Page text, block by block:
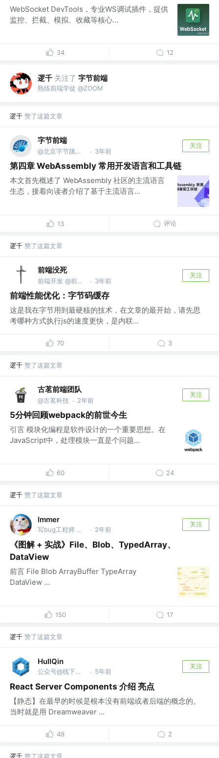
WebSocket DevTools，专业WS调试插件，提供
监控、拦截、模拟、收藏等核心...
34 12
逻千 关注了 字节前端
熟练前端学徒 @ZOOM
逻千 赞了这篇文章
字节前端
@北京字节跳动网络技术有限公司 · 3年前
关注
第四章 WebAssembly 常用开发语言和工具链
本文首先概述了 WebAssembly 社区的主流语言
生态，接着向读者介绍了基于主流语言...
13 评论
逻千 赞了这篇文章
前端没死
前端开发 @前字节跳动 · 3年前
关注
前端性能优化：字节码缓存
这是我在字节用到最硬核的技术，在文章的最开始，请先思
考哪种方式执行js的速度更快，是内联...
70 3
逻千 赞了这篇文章
古茗前端团队
@古茗科技 · 2年前
关注
5分钟回顾webpack的前世今生
引言 模块化编程是软件设计的一个重要思想。在
JavaScript中，处理模块一直是个问题...
60 24
逻千 赞了这篇文章
Immer
写bug工程师 @RD · 2年前
关注
《图解 + 实战》File、Blob、TypedArray、
DataView
前言 File Blob ArrayBuffer TypeArray
DataView ...
150 17
逻千 赞了这篇文章
HullQin
公众号@线下聚会游戏 | B站@HullQin · 5年前
关注
React Server Components 介绍 亮点
【静态】在最早的时候是根本没有前端或者后端的概念的。
当时就是用 Dreamweaver ...
49 2
逻千 赞了这篇文章